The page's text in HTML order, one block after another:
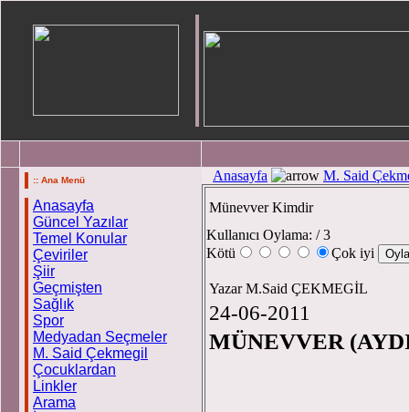
:: Ana Menü
Anasayfa
Güncel Yazılar
Temel Konular
Çeviriler
Şiir
Geçmişten
Sağlık
Spor
Medyadan Seçmeler
M. Said Çekmegil
Çocuklardan
Linkler
Arama
Anasayfa M. Said
Münevver Kimdir
Kullanıcı Oylama: / 3
Kötü
Çok iyi
Yazar M.Said ÇEKMEGİL
24-06-2011
MÜNEVVER (